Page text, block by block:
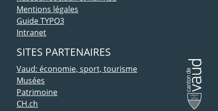
Mentions légales
Guide TYPO3
Intranet
SITES PARTENAIRES
Vaud: économie, sport, tourisme
Musées
Patrimoine
CH.ch